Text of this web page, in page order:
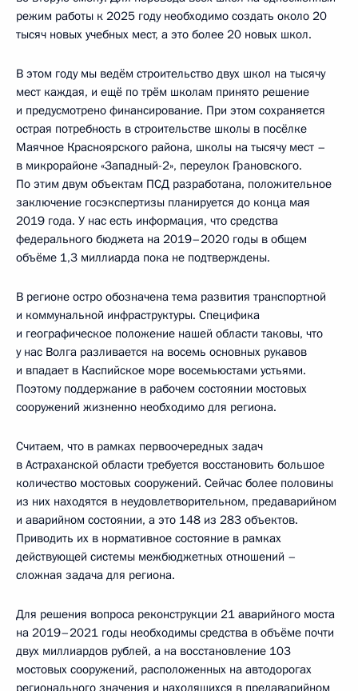
режим работы к 2025 году необходимо создать около 20
тысяч новых учебных мест, а это более 20 новых школ.
В этом году мы ведём строительство двух школ на тысячу
мест каждая, и ещё по трём школам принято решение
и предусмотрено финансирование. При этом сохраняется
острая потребность в строительстве школы в посёлке
Маячное Красноярского района, школы на тысячу мест –
в микрорайоне «Западный-2», переулок Грановского.
По этим двум объектам ПСД разработана, положительное
заключение госэкспертизы планируется до конца мая
2019 года. У нас есть информация, что средства
федерального бюджета на 2019–2020 годы в общем
объёме 1,3 миллиарда пока не подтверждены.
В регионе остро обозначена тема развития транспортной
и коммунальной инфраструктуры. Специфика
и географическое положение нашей области таковы, что
у нас Волга разливается на восемь основных рукавов
и впадает в Каспийское море восемьюстами устьями.
Поэтому поддержание в рабочем состоянии мостовых
сооружений жизненно необходимо для региона.
Считаем, что в рамках первоочередных задач
в Астраханской области требуется восстановить большое
количество мостовых сооружений. Сейчас более половины
из них находятся в неудовлетворительном, предаварийном
и аварийном состоянии, а это 148 из 283 объектов.
Приводить их в нормативное состояние в рамках
действующей системы межбюджетных отношений –
сложная задача для региона.
Для решения вопроса реконструкции 21 аварийного моста
на 2019–2021 годы необходимы средства в объёме почти
двух миллиардов рублей, а на восстановление 103
мостовых сооружений, расположенных на автодорогах
регионального значения и находящихся в предаварийном